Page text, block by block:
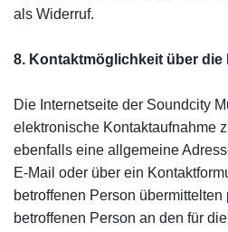
als Widerruf.
8. Kontaktmöglichkeit über die
Die Internetseite der Soundcity
elektronische Kontaktaufnahme
ebenfalls eine allgemeine
E-Mail oder über ein
betroffenen Person
betroffenen Person an den für